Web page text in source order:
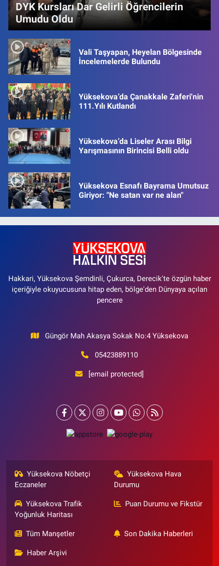
DYK Kursları Dar Gelirli Öğrencilerin
Umudu Oldu
Vali Taşyapan, Heyelan Bölgesinde
İncelemelerde Bulundu
Yüksekova’da Çanakkale Zaferi'nin
111.Yılı Kutlandı
Yüksekova’da Liseler Arası Bilgi
Yarışmasının Birincisi Belli oldu
Yüksekova Esnafı Bayrama Umutsuz
Giriyor: "Ne satan var ne alan"
Hakkari, Yüksekova Şemdinli, Çukurca, Derecik'te özgün haber
içeriğiyle okuyucusuna hitap eden, bölge'den Dünyaya açılan
pencere
Güngör Mah Akasya Sokak No:4 Yüksekova
05423889110
[email protected]
Yüksekova Nöbetçi
Eczaneler
Yüksekova Hava
Durumu
Yüksekova Trafik
Yoğunluk Haritası
Puan Durumu ve Fikstür
Tüm Manşetler Son Dakika Haberleri
Haber Arşivi